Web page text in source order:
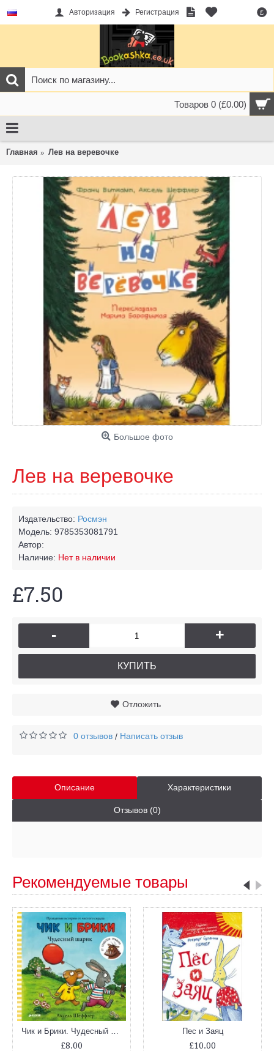
£
Авторизация Регистрация
Товаров 0 (£0.00)
Главная Лев на веревочке
Большое фото
Лев на веревочке
Издательство: Росмэн
Модель: 9785353081791
Автор:
Наличие: Нет в наличии
£7.50
- +
КУПИТЬ
Отложить
0 отзывов / Написать отзыв
Описание Характеристики
Отзывов (0)
Рекомендуемые товары
Чик и Брики. Чудесный шарик
£8.00
Пес и Заяц
£10.00